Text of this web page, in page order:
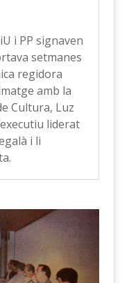
i PP signaven
setmanes
regidora
amb la
Cultura, Luz
liderat
i li